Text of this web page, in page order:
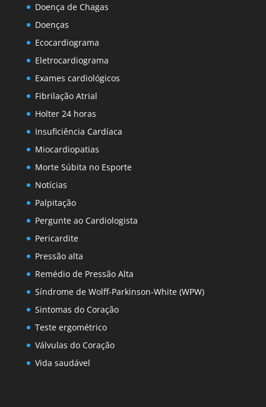
Doença de Chagas
Doenças
Ecocardiograma
Eletrocardiograma
Exames cardiológicos
Fibrilação Atrial
Holter 24 horas
Insuficiência Cardíaca
Miocardiopatias
Morte Súbita no Esporte
Notícias
Palpitação
Pergunte ao Cardiologista
Pericardite
Pressão alta
Remédio de Pressão Alta
Síndrome de Wolff-Parkinson-White (WPW)
Sintomas do Coração
Teste ergométrico
Válvulas do Coração
Vida saudável